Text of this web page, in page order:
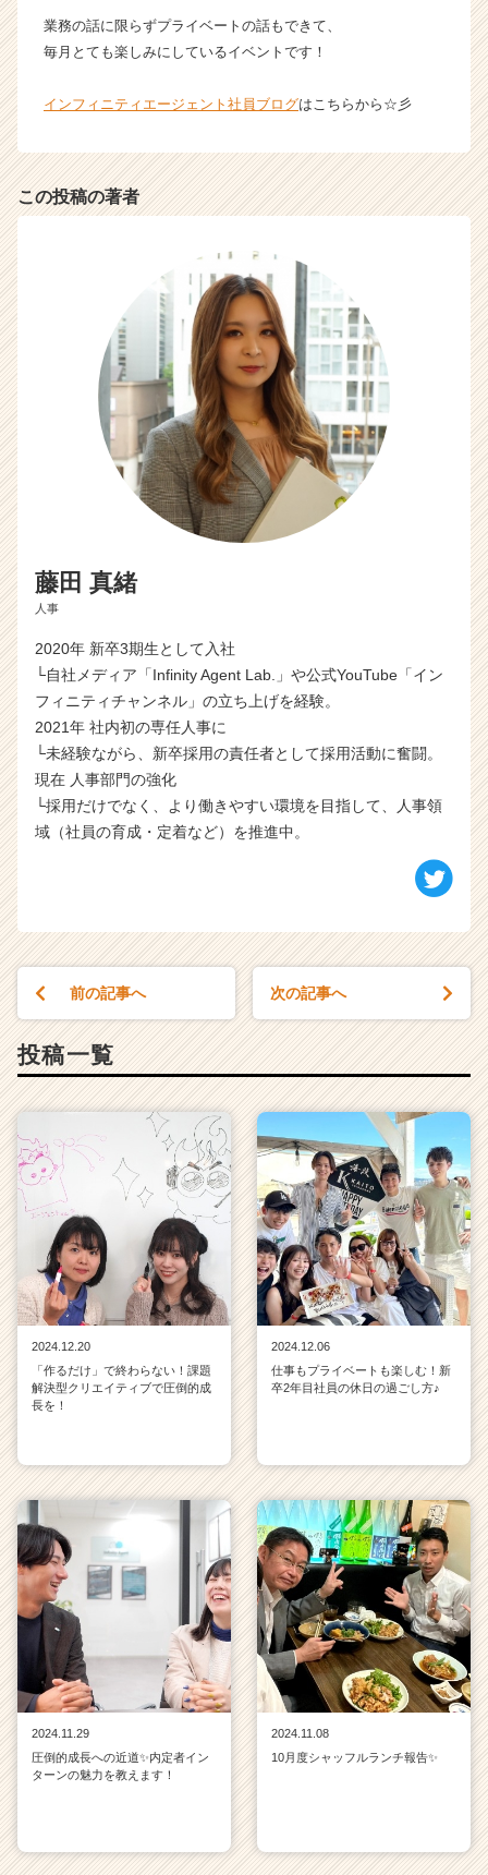
ン
チ
ー・
か
カ
ウ
ト
が
届
く
就
活
サ
イ
ト
チ
ア
（C
h
e
e
a
r
業務の話に限らずプライベートの話もできて、
毎月とても楽しみにしているイベントです！
インフィニティエージェント社員ブログはこちらから☆彡
この投稿の著者
藤田 真緒
人事
2020年 新卒3期生として入社
└自社メディア「Infinity Agent Lab.」や公式YouTube「イン
フィニティチャンネル」の立ち上げを経験。
2021年 社内初の専任人事に
└未経験ながら、新卒採用の責任者として採用活動に奮闘。
現在 人事部門の強化
└採用だけでなく、より働きやすい環境を目指して、人事領
域（社員の育成・定着など）を推進中。
前の記事へ 次の記事へ
投稿一覧
2024.12.20
「作るだけ」で終わらない！課題
解決型クリエイティブで圧倒的成
長を！
2024.12.06
仕事もプライベートも楽しむ！新
卒2年目社員の休日の過ごし方♪
2024.11.29
圧倒的成長への近道✨内定者イン
ターンの魅力を教えます！
2024.11.08
10月度シャッフルランチ報告✨